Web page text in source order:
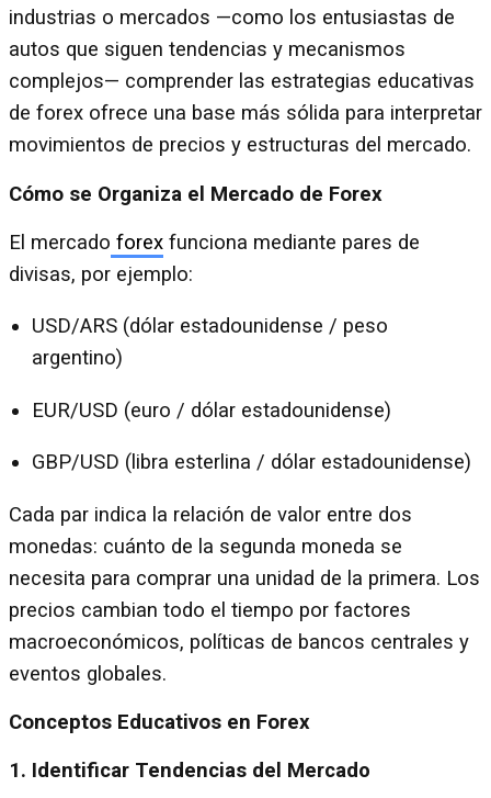
industrias o mercados —como los entusiastas de
autos que siguen tendencias y mecanismos
complejos— comprender las estrategias educativas
de forex ofrece una base más sólida para interpretar
movimientos de precios y estructuras del mercado.
Cómo se Organiza el Mercado de Forex
El mercado forex funciona mediante pares de
divisas, por ejemplo:
USD/ARS (dólar estadounidense / peso
argentino)
EUR/USD (euro / dólar estadounidense)
GBP/USD (libra esterlina / dólar estadounidense)
Cada par indica la relación de valor entre dos
monedas: cuánto de la segunda moneda se
necesita para comprar una unidad de la primera. Los
precios cambian todo el tiempo por factores
macroeconómicos, políticas de bancos centrales y
eventos globales.
Conceptos Educativos en Forex
1. Identificar Tendencias del Mercado